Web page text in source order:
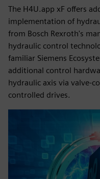
The H4U.app xF offers
implementation of
from Bosch Rexroth's
hydraulic control
familiar Siemens
additional control
hydraulic axis via valve-
controlled drives.